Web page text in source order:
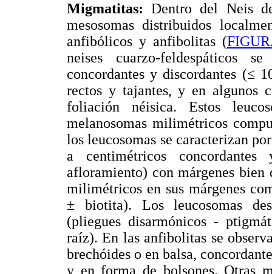
Migmatitas: Dentro del Neis
mesosomas distribuidos
anfibólicos y anfibolitas (
neises cuarzo-feldespáticos
concordantes y discordantes (≤
rectos y tajantes, y en algunos
foliación néisica. Estos
melanosomas milimétricos
los leucosomas se caracterizan
a centimétricos
afloramiento) con márgenes bien
milimétricos en sus márgenes
± biotita). Los leucosomas
(pliegues disarmónicos -
raíz). En las anfibolitas se
brechóides o en balsa,
y en forma de bolsones. Otras